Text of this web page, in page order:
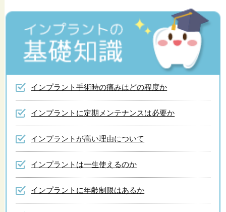
インプラント手術時の痛みはどの程度か
インプラントに定期メンテナンスは必要か
インプラントが高い理由について
インプラントは一生使えるのか
インプラントに年齢制限はあるか